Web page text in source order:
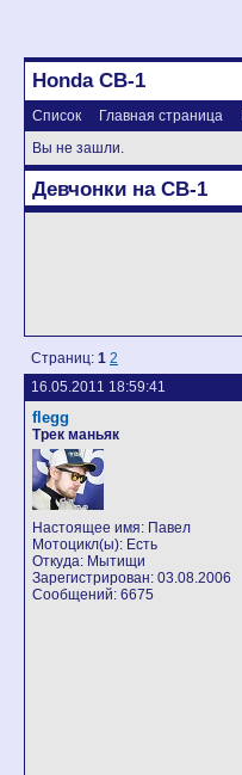
Honda CB-1
Список Главная страница
Вы не зашли.
Девчонки на CB-1
Страниц: 1 2
16.05.2011 18:59:41
flegg
Трек маньяк
Настоящее имя: Павел
Мотоцикл(ы): Есть
Откуда: Мытищи
Зарегистрирован: 03.08.2006
Сообщений: 6675